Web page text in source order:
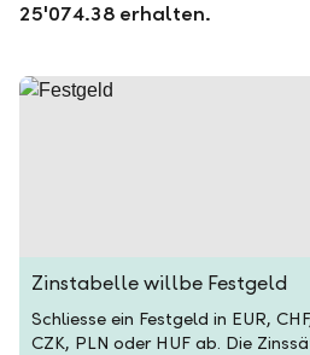
25'074.38 erhalten.
Zinstabelle willbe Festgeld
Schliesse ein Festgeld in EUR,
CZK, PLN oder HUF ab. Die